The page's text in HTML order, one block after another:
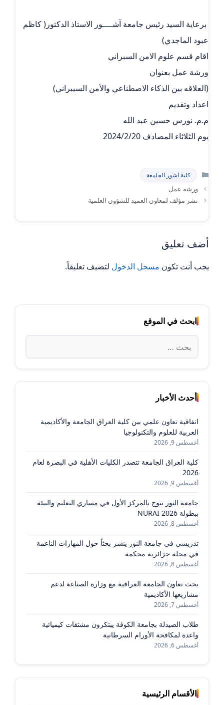
‎ برعاية السيد رئيس جامعة آشــــور الاستاذ الدكتور( كاظم
عبود الماجدي)
اقام قسم علوم الامن السبراني
ورشة عمل بعنوان
(العلاقه بين الذكاء الاصطناعي والأمن السيبراني)
اعداد وتقديم
م.م. نورس حسين عبد الله
يوم الثلاثاء المصادف 2024/2/20
التصنيفات
كلية اشور الجامعة
ورشة عمل
نشر مؤلف لمعاون العميد للشؤون العلمية
أضف تعليق
يجب أنت تكون مسجل الدخول لتضيف تعليقاً.
ابحث في الموقع
البحث
عن:
أحدث الأخبار
اتفاقية تعاون علمي بين كلية العراق الجامعة والأكاديمية
العربية للعلوم والتكنولوجيا
أغسطس 9, 2026
كلية العراق الجامعة تتصدر الكليات الأهلية في البصرة لعام
2026
أغسطس 9, 2026
جامعة النور تتوج بالمركز الأول في مساري التعليم والبيئة
ببطولة NURAI 2026
أغسطس 8, 2026
تدريسي في جامعة النور ينشر بحثاً حول المهارات الناعمة
في مجلة جزائرية محكمة
أغسطس 8, 2026
بحث تعاون الجامعة العراقية مع وزارة الصناعة لدعم
مشاريعها الأكاديمية
أغسطس 7, 2026
طلاب الصيدلة بجامعة الكوفة يبتكرون مشتقات كيميائية
واعدة لمكافحة الأورام السرطانية
أغسطس 6, 2026
الأقسام الرئيسية